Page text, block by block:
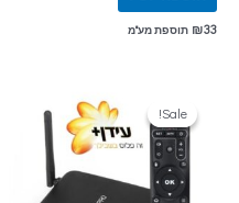
₪33 תוספת מע"מ
Sale!
Sale!